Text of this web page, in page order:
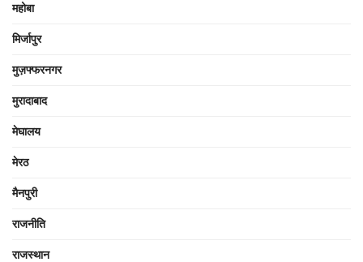
महोबा
मिर्जापुर
मुज़फ्फरनगर
मुरादाबाद
मेघालय
मेरठ
मैनपुरी
राजनीति
राजस्थान